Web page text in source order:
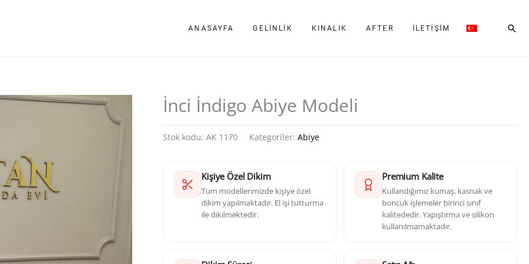
ANASAYFA GELINLIK KINALIK AFTER İLETIŞIM
İnci İndigo Abiye Modeli
Stok kodu:AK 1170 Kategoriler:Abiye
Kişiye Özel Dikim
Tüm modellerimizde kişiye özel
dikim yapılmaktadır. El işi tutturma
ile dikilmektedir.
Premium Kalite
Kullandığımız kumaş, kasnak ve
boncuk işlemeler birinci sınıf
kalitededir. Yapıştırma ve silikon
kullanılmamaktadır.